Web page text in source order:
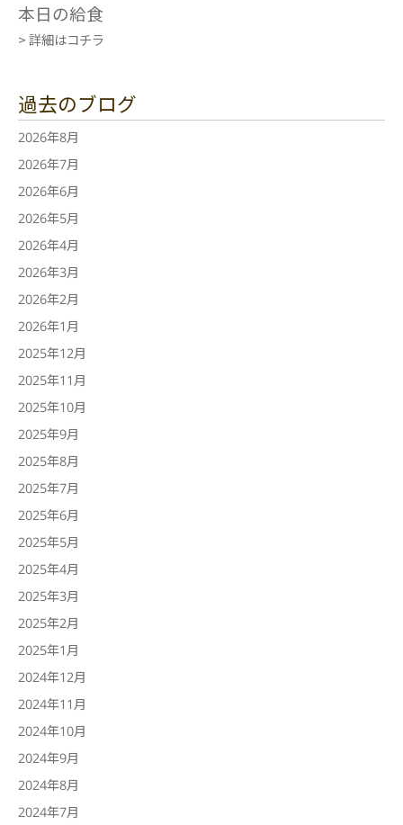
本日の給食
> 詳細はコチラ
過去のブログ
2026年8月
2026年7月
2026年6月
2026年5月
2026年4月
2026年3月
2026年2月
2026年1月
2025年12月
2025年11月
2025年10月
2025年9月
2025年8月
2025年7月
2025年6月
2025年5月
2025年4月
2025年3月
2025年2月
2025年1月
2024年12月
2024年11月
2024年10月
2024年9月
2024年8月
2024年7月